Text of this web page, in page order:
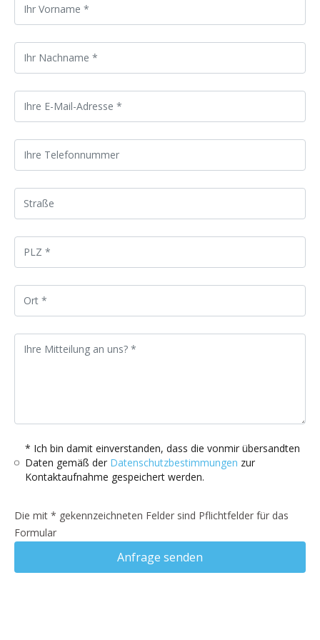
* Ich bin damit einverstanden, dass die vonmir übersandten
Daten gemäß der Datenschutzbestimmungen zur
Kontaktaufnahme gespeichert werden.
Die mit * gekennzeichneten Felder sind Pflichtfelder für das
Formular
Anfrage senden